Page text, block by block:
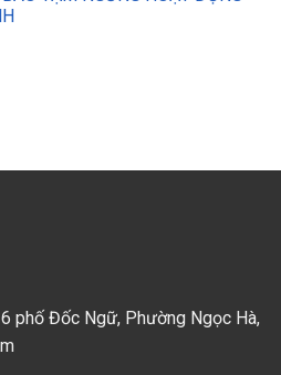
phố Đốc Ngữ, Phường Ngọc Hà,